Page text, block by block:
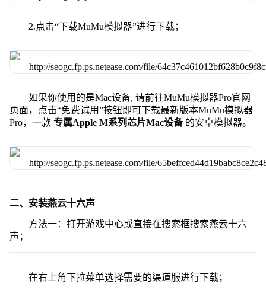
2.点击“下载MuMu模拟器”进行下载；
如果你使用的是Mac设备, 请前往MuMu模拟器Pro官网
页面，点击“免费试用”按钮即可下载最新版本MuMu模拟器
Pro，一款 专属Apple M系列芯片Mac设备 的安卓模拟器。
二、安装燕云十六声
方法一：打开游戏中心或直接在搜索框搜索燕云十六
声；
在右上角下拉菜单选择需要的渠道服进行下载；